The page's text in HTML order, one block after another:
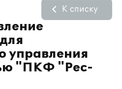
управления
"ПКФ "Рес-
К списку